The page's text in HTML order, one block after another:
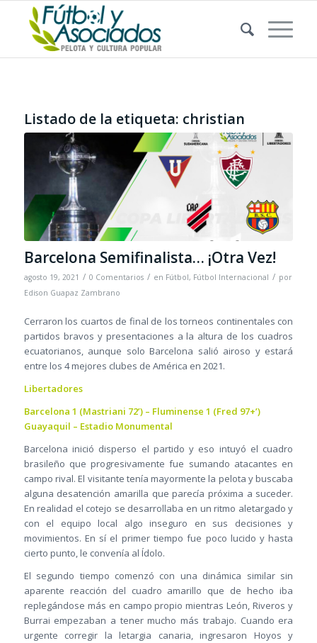
Listado de la etiqueta: christian
Barcelona Semifinalista… ¡Otra Vez!
agosto 19, 2021 / 0 Comentarios / en Fútbol, Fútbol Internacional / por
Edison Guapaz Zambrano
Cerraron los cuartos de final de los torneos continentales con
partidos bravos y presentaciones a la altura de los cuadros
ecuatorianos, aunque solo Barcelona salió airoso y estará
entre los 4 mejores clubes de América en 2021.
Libertadores
Barcelona 1 (Mastriani 72’) – Fluminense 1 (Fred 97+’)
Guayaquil – Estadio Monumental
Barcelona inició disperso el partido y eso intuyó el cuadro
brasileño que progresivamente fue sumando atacantes en
campo rival. El visitante tenía mayormente la pelota y buscaba
alguna desatención amarilla que parecía próxima a suceder.
En realidad el cotejo se desarrollaba en un ritmo aletargado y
con el equipo local algo inseguro en sus decisiones y
movimientos. En sí el primer tiempo fue poco lucido y hasta
cierto punto, le convenía al Ídolo.
El segundo tiempo comenzó con una dinámica similar sin
aparente reacción del cuadro amarillo que de hecho iba
replegándose más en campo propio mientras León, Riveros y
Burrai empezaban a tener mucho más trabajo. Cuando era
urgente corregir la letargia canaria, ingresaron Hoyos y